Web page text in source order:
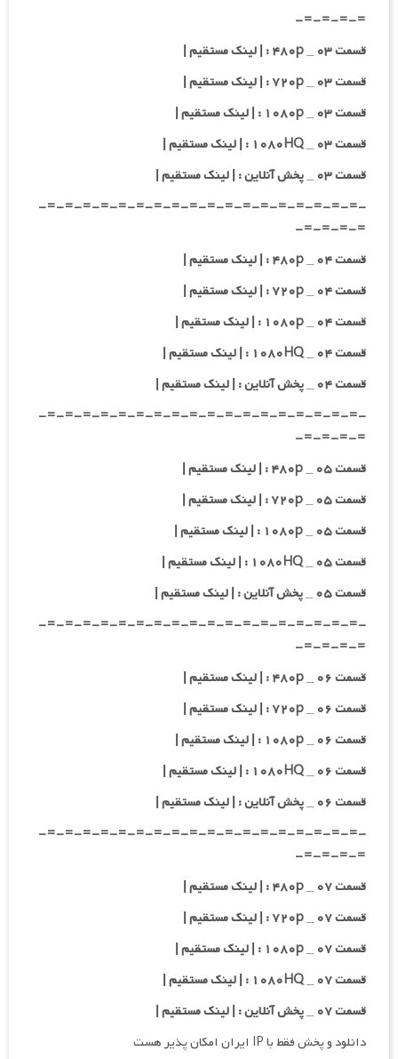
=-=-=-=-
قسمت ۰۳ _ ۴۸۰p : | لینک مستقیم |
قسمت ۰۳ _ ۷۲۰p : | لینک مستقیم |
قسمت ۰۳ _ ۱۰۸۰p : | لینک مستقیم |
قسمت ۰۳ _ ۱۰۸۰HQ : | لینک مستقیم |
قسمت ۰۳ _ پخش آنلاین : | لینک مستقیم |
-=-=-=-=-=-=-=-=-=-=-=-=-=-=-=-=-=-=-
=-=-=-=-
قسمت ۰۴ _ ۴۸۰p : | لینک مستقیم |
قسمت ۰۴ _ ۷۲۰p : | لینک مستقیم |
قسمت ۰۴ _ ۱۰۸۰p : | لینک مستقیم |
قسمت ۰۴ _ ۱۰۸۰HQ : | لینک مستقیم |
قسمت ۰۴ _ پخش آنلاین : | لینک مستقیم |
-=-=-=-=-=-=-=-=-=-=-=-=-=-=-=-=-=-=-
=-=-=-=-
قسمت ۰۵ _ ۴۸۰p : | لینک مستقیم |
قسمت ۰۵ _ ۷۲۰p : | لینک مستقیم |
قسمت ۰۵ _ ۱۰۸۰p : | لینک مستقیم |
قسمت ۰۵ _ ۱۰۸۰HQ : | لینک مستقیم |
قسمت ۰۵ _ پخش آنلاین : | لینک مستقیم |
-=-=-=-=-=-=-=-=-=-=-=-=-=-=-=-=-=-=-
=-=-=-=-
قسمت ۰۶ _ ۴۸۰p : | لینک مستقیم |
قسمت ۰۶ _ ۷۲۰p : | لینک مستقیم |
قسمت ۰۶ _ ۱۰۸۰p : | لینک مستقیم |
قسمت ۰۶ _ ۱۰۸۰HQ : | لینک مستقیم |
قسمت ۰۶ _ پخش آنلاین : | لینک مستقیم |
-=-=-=-=-=-=-=-=-=-=-=-=-=-=-=-=-=-=-
=-=-=-=-
قسمت ۰۷ _ ۴۸۰p : | لینک مستقیم |
قسمت ۰۷ _ ۷۲۰p : | لینک مستقیم |
قسمت ۰۷ _ ۱۰۸۰p : | لینک مستقیم |
قسمت ۰۷ _ ۱۰۸۰HQ : | لینک مستقیم |
قسمت ۰۷ _ پخش آنلاین : | لینک مستقیم |
دانلود و پخش فقط با IP ایران امکان پذیر هست